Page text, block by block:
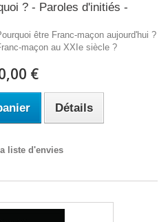
? - Paroles d'initiés -
être Franc-maçon aujourd'hui ?
maçon au XXIe siècle ?
€
Détails
liste d'envies